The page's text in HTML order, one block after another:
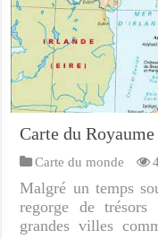
Carte du
Carte du monde
Malgré un temps
regorge de
grandes villes